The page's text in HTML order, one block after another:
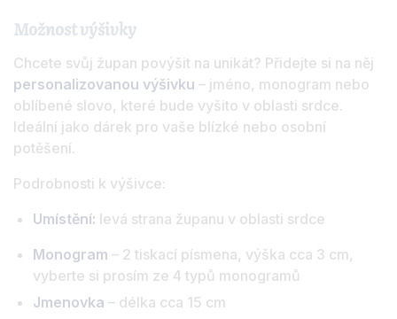
Možnost výšivky
Chcete svůj župan povýšit na unikát? Přidejte si na něj
personalizovanou výšivku – jméno, monogram nebo
oblíbené slovo, které bude vyšito v oblasti srdce.
Ideální jako dárek pro vaše blízké nebo osobní
potěšení.
Podrobnosti k výšivce:
Umístění: levá strana županu v oblasti srdce
Monogram – 2 tiskací písmena, výška cca 3 cm,
vyberte si prosím ze 4 typů monogramů
Jmenovka – délka cca 15 cm